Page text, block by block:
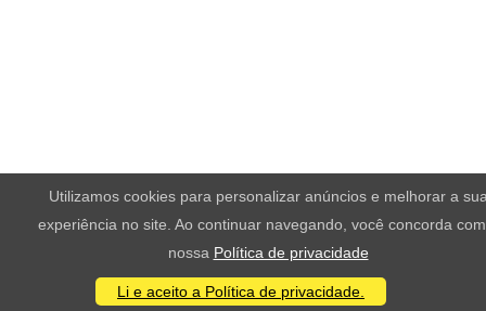
Utilizamos cookies para personalizar anúncios e melhorar a
experiência no site. Ao continuar navegando, você concorda
nossa Política de privacidade
Li e aceito a Política de privacidade.